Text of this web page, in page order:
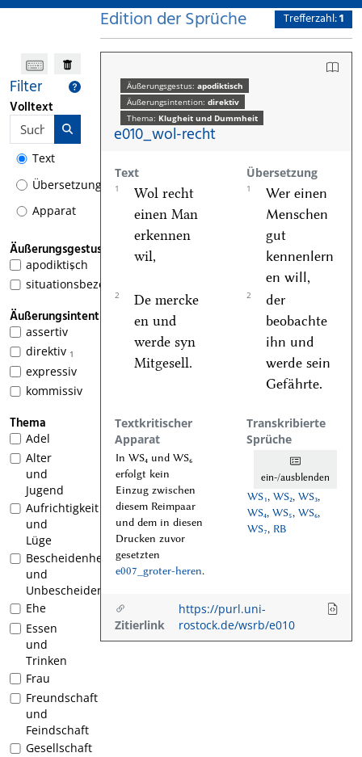
Filter
Volltext
Text
Übersetzung
Apparat
Äußerungsgestus
1
apodiktisch
situationsbezogen
Äußerungsintention
assertiv
1
direktiv
expressiv
kommissiv
Thema
Adel
Alter
und
Jugend
Aufrichtigkeit
und
Lüge
Bescheidenheit
und
Unbescheidenheit
Ehe
Essen
und
Trinken
Frau
Freundschaft
und
Feindschaft
Gesellschaft
Edition der Sprüche Trefferzahl:1
Äußerungsgestus: apodiktisch
Äußerungsintention: direktiv
Thema: Klugheit und Dummheit
e010_wol-recht
Text Übersetzung
1
Wol recht
einen Man
erkennen
wil,
1
Wer einen
Menschen
gut
kennenlern
en will,
2
De mercke
en und
werde syn
Mitgesell.
2
der
beobachte
ihn und
werde sein
Gefährte.
Textkritischer
Apparat
Transkribierte
Sprüche
In WS₄ und WS₆
erfolgt kein
Einzug zwischen
diesem Reimpaar
und dem in diesen
Drucken zuvor
gesetzten
e007_groter-heren.
ein-/ausblenden
WS₁, WS₂, WS₃,
WS₄, WS₅, WS₆,
WS₇, RB
Zitierlink
https://purl.uni-
rostock.de/wsrb/e010